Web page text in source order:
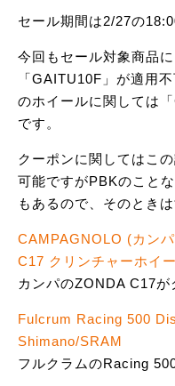
ク
セール期間は2/27の
今回もセール対象商品
「GAITU10F」が適用
のホイールに関しては
です。
クーポンに関してはこ
可能ですがPBKのこと
もあるので、そのとき
CAMPAGNOLO (カン
C17 クリンチャーホイ
カンパのZONDA C17
Fulcrum Racing 500
Shimano/SRAM
フルクラムのRacing